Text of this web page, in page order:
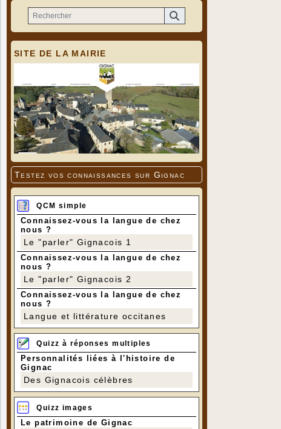
SITE DE LA MAIRIE
Testez vos connaissances sur Gignac
QCM simple
Connaissez-vous la langue de chez
nous ?
Le "parler" Gignacois 1
Connaissez-vous la langue de chez
nous ?
Le "parler" Gignacois 2
Connaissez-vous la langue de chez
nous ?
Langue et littérature occitanes
Quizz à réponses multiples
Personnalités liées à l'histoire de
Gignac
Des Gignacois célèbres
Quizz images
Le patrimoine de Gignac